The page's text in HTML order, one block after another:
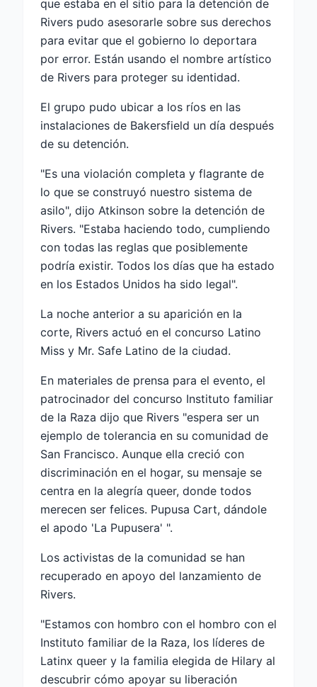
que estaba en el sitio para la detención de
Rivers pudo asesorarle sobre sus derechos
para evitar que el gobierno lo deportara
por error. Están usando el nombre artístico
de Rivers para proteger su identidad.
El grupo pudo ubicar a los ríos en las
instalaciones de Bakersfield un día después
de su detención.
"Es una violación completa y flagrante de
lo que se construyó nuestro sistema de
asilo", dijo Atkinson sobre la detención de
Rivers. "Estaba haciendo todo, cumpliendo
con todas las reglas que posiblemente
podría existir. Todos los días que ha estado
en los Estados Unidos ha sido legal".
La noche anterior a su aparición en la
corte, Rivers actuó en el concurso Latino
Miss y Mr. Safe Latino de la ciudad.
En materiales de prensa para el evento, el
patrocinador del concurso Instituto familiar
de la Raza dijo que Rivers "espera ser un
ejemplo de tolerancia en su comunidad de
San Francisco. Aunque ella creció con
discriminación en el hogar, su mensaje se
centra en la alegría queer, donde todos
merecen ser felices. Pupusa Cart, dándole
el apodo 'La Pupusera' ".
Los activistas de la comunidad se han
recuperado en apoyo del lanzamiento de
Rivers.
"Estamos con hombro con el hombro con el
Instituto familiar de la Raza, los líderes de
Latinx queer y la familia elegida de Hilary al
descubrir cómo apoyar su liberación